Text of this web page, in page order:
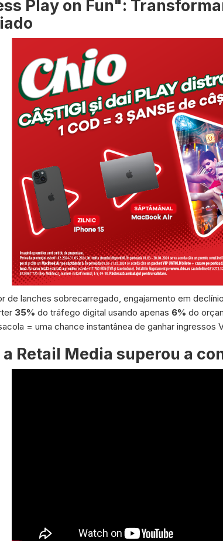
Play on Fun":
de lanches sobrecarregado, engajamento em
35% do tráfego digital usando apenas 6% do
= uma chance instantânea de ganhar ingressos
Retail Media superou a